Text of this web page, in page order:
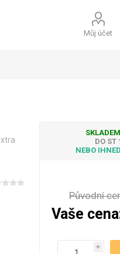
Můj účet
SKLADEM
DO ST
NEBO
Původní
Vaše
i